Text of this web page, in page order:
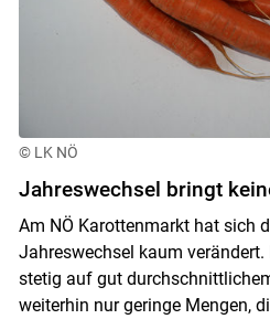
© LK NÖ
Jahreswechsel bringt
Am NÖ Karottenmarkt hat sich
Jahreswechsel kaum
stetig auf gut
weiterhin nur geringe Mengen,